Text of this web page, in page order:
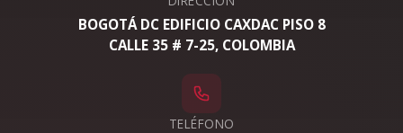
BOGOTÁ DC EDIFICIO CAXDAC PISO 8
CALLE 35 # 7-25, COLOMBIA
TELÉFONO